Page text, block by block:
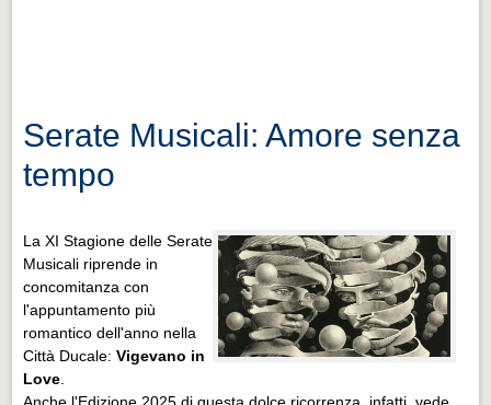
Serate Musicali: Amore senza
tempo
La XI Stagione delle Serate
Musicali riprende in
concomitanza con
l'appuntamento più
romantico dell'anno nella
Città Ducale:Vigevano in
Love